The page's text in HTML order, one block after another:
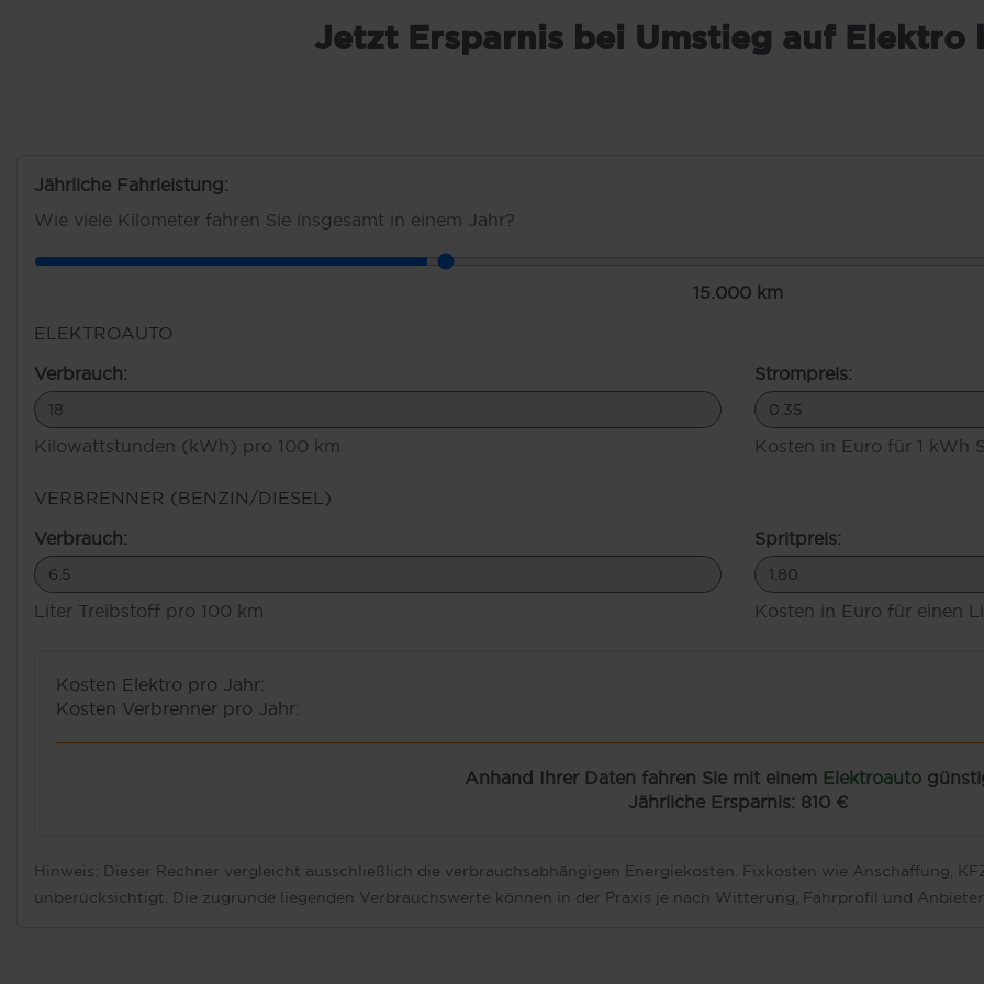
Jetzt Ersparnis bei Umstieg auf Elektro
Jährliche Fahrleistung:
Wie viele Kilometer fahren Sie insgesamt in einem Jahr?
15.000 km
ELEKTROAUTO
Verbrauch:
Kilowattstunden (kWh) pro 100 km
Strompreis:
Kosten in Euro für 1 kWh
VERBRENNER (BENZIN/DIESEL)
Verbrauch:
Liter Treibstoff pro 100 km
Spritpreis:
Kosten in Euro für einen
Kosten Elektro pro Jahr:
Kosten Verbrenner pro Jahr:
Anhand Ihrer Daten fahren Sie mit einem Elektroauto
Jährliche Ersparnis: 810 €
Hinweis: Dieser Rechner vergleicht ausschließlich die verbrauchsabhängigen Energiekosten. Fixkosten wie Anschaffung,
unberücksichtigt. Die zugrunde liegenden Verbrauchswerte können in der Praxis je nach Witterung, Fahrprofil und